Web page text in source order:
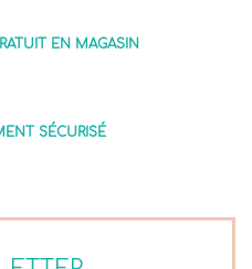
EN MAGASIN
SÉCURISÉ